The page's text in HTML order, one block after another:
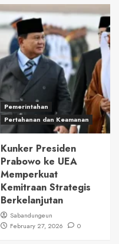
Pemerintahan
Pertahanan dan Keamanan
Kunker Presiden
Prabowo ke UEA
Memperkuat
Kemitraan Strategis
Berkelanjutan
Sabandungeun
February 27, 2026
0